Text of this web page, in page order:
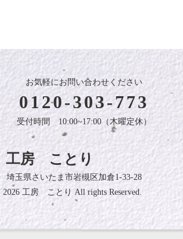
お気軽にお問い合わせください
0120-303-773
受付時間 10:00~17:00（木曜定休）
工房 ことり
埼玉県さいたま市岩槻区加倉1-33-28
2026 工房 ことり All rights Reserved.